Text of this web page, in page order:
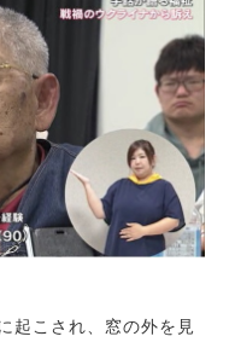
起こされ、窓の外を見